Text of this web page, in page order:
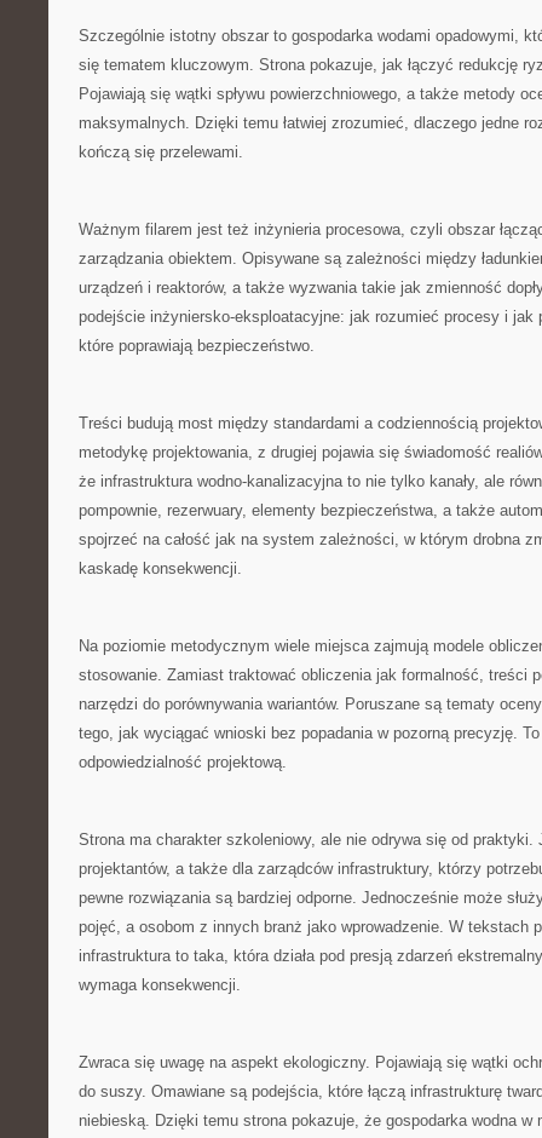
Szczególnie istotny obszar to gospodarka wodami opadowymi,
się tematem kluczowym. Strona pokazuje, jak łączyć redukcję
Pojawiają się wątki spływu powierzchniowego, a także metody
maksymalnych. Dzięki temu łatwiej zrozumieć, dlaczego jedne
kończą się przelewami.
Ważnym filarem jest też inżynieria procesowa, czyli obszar
zarządzania obiektem. Opisywane są zależności między
urządzeń i reaktorów, a także wyzwania takie jak zmienność
podejście inżyniersko-eksploatacyjne: jak rozumieć procesy i jak
które poprawiają bezpieczeństwo.
Treści budują most między standardami a codziennością
metodykę projektowania, z drugiej pojawia się świadomość
że infrastruktura wodno-kanalizacyjna to nie tylko kanały, ale
pompownie, rezerwuary, elementy bezpieczeństwa, a także
spojrzeć na całość jak na system zależności, w którym drobna
kaskadę konsekwencji.
Na poziomie metodycznym wiele miejsca zajmują modele
stosowanie. Zamiast traktować obliczenia jak formalność, treści
narzędzi do porównywania wariantów. Poruszane są tematy
tego, jak wyciągać wnioski bez popadania w pozorną precyzję.
odpowiedzialność projektową.
Strona ma charakter szkoleniowy, ale nie odrywa się od praktyki.
projektantów, a także dla zarządców infrastruktury, którzy
pewne rozwiązania są bardziej odporne. Jednocześnie może
pojęć, a osobom z innych branż jako wprowadzenie. W tekstach
infrastruktura to taka, która działa pod presją zdarzeń
wymaga konsekwencji.
Zwraca się uwagę na aspekt ekologiczny. Pojawiają się wątki
do suszy. Omawiane są podejścia, które łączą infrastrukturę
niebieską. Dzięki temu strona pokazuje, że gospodarka wodna w